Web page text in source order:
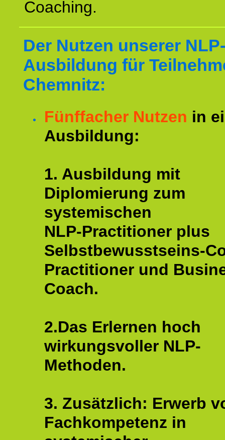
Coaching.
Der Nutzen unserer
Ausbildung für
Chemnitz:
Fünffacher Nutzen in
Ausbildung:
1. Ausbildung mit
Diplomierung zum
systemischen
NLP-Practitioner plus
Selbstbewusstseins-
Practitioner und
Coach.
2.Das Erlernen hoch
wirkungsvoller NLP-
Methoden.
3. Zusätzlich: Erwerb
Fachkompetenz in